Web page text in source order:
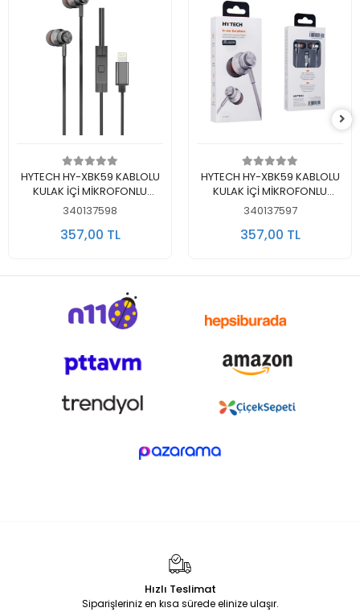
Sepete Ekle
HYTECH HY-XBK59 KABLOLU
KULAK İÇİ MİKROFONLU
KULAKLIK LIGHTNING SİYAH
340137598
357,00 TL
Sepete Ekle
HYTECH HY-XBK59 KABLOLU
KULAK İÇİ MİKROFONLU
KULAKLIK LIGHTNING BEYAZ
340137597
357,00 TL
Hızlı Teslimat
Siparişleriniz en kısa sürede elinize ulaşır.